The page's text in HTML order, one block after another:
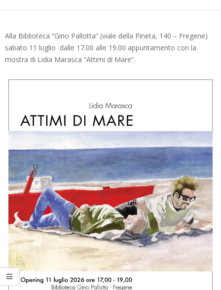
Alla Biblioteca “Gino Pallotta” (viale della Pineta, 140 – Fregene)
sabato 11 luglio dalle 17.00 alle 19.00 appuntamento con la
mostra di Lidia Marasca “Attimi di Mare”.